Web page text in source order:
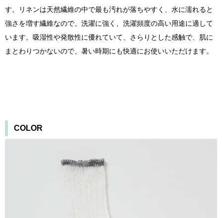
す。リネンは天然繊維の中で最も汚れが落ちやすく、水に濡れると
強さを増す繊維なので、洗濯に強く、洗濯頻度の高い用途に適して
います。吸湿性や発散性に優れていて、さらりとした感触で、肌に
まとわりつかないので、暑い時期にも快適にお使いいただけます。
COLOR